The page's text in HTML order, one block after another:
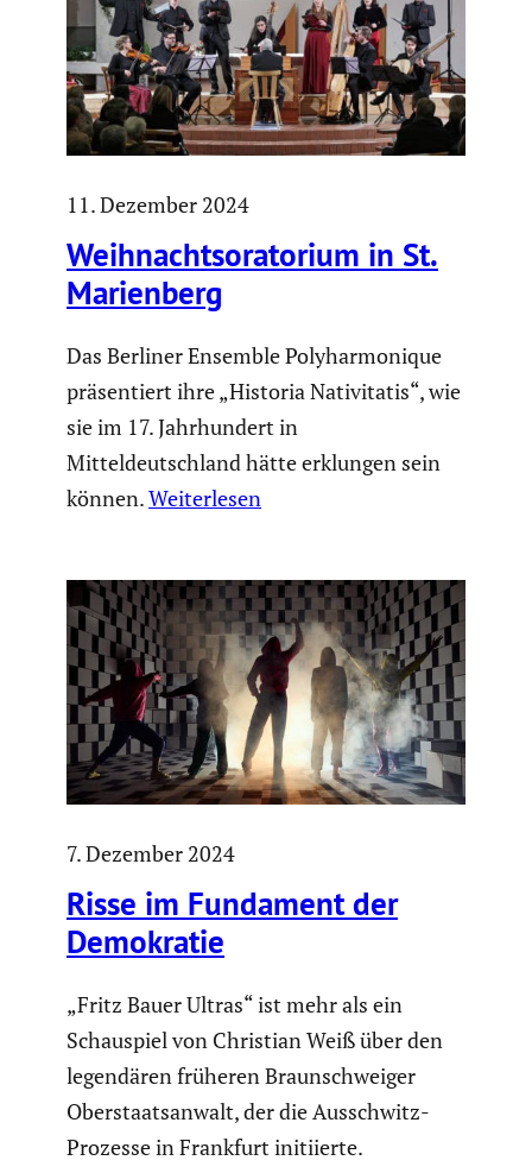
11. Dezember 2024
Weihnachts­ora­to­rium in St.
Marien­berg
Das Berliner Ensemble Polyharmonique
präsentiert ihre „Historia Nativitatis“, wie
sie im 17. Jahrhundert in
Mitteldeutschland hätte erklungen sein
können.Weiterlesen
7. Dezember 2024
Risse im Fundament der
Demokratie
„Fritz Bauer Ultras“ ist mehr als ein
Schauspiel von Christian Weiß über den
legendären früheren Braunschweiger
Oberstaatsanwalt, der die Ausschwitz-
Prozesse in Frankfurt initiierte.